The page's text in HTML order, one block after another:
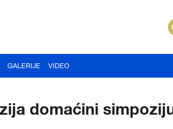
GALERIJE VIDEO
domaćini